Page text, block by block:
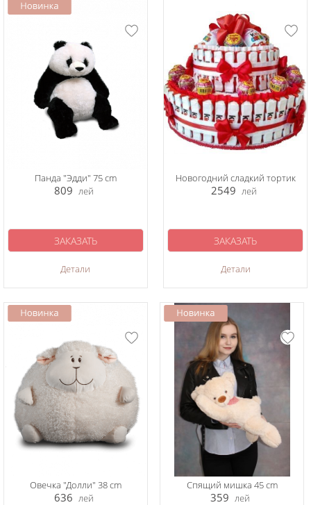
Панда "Эдди" 75 cm
809 лей
Детали
ЗАКАЗАТЬ
Новогодний сладкий тортик
2549 лей
Детали
ЗАКАЗАТЬ
Овечка "Долли" 38 cm
636 лей
Спящий мишка 45 cm
359 лей